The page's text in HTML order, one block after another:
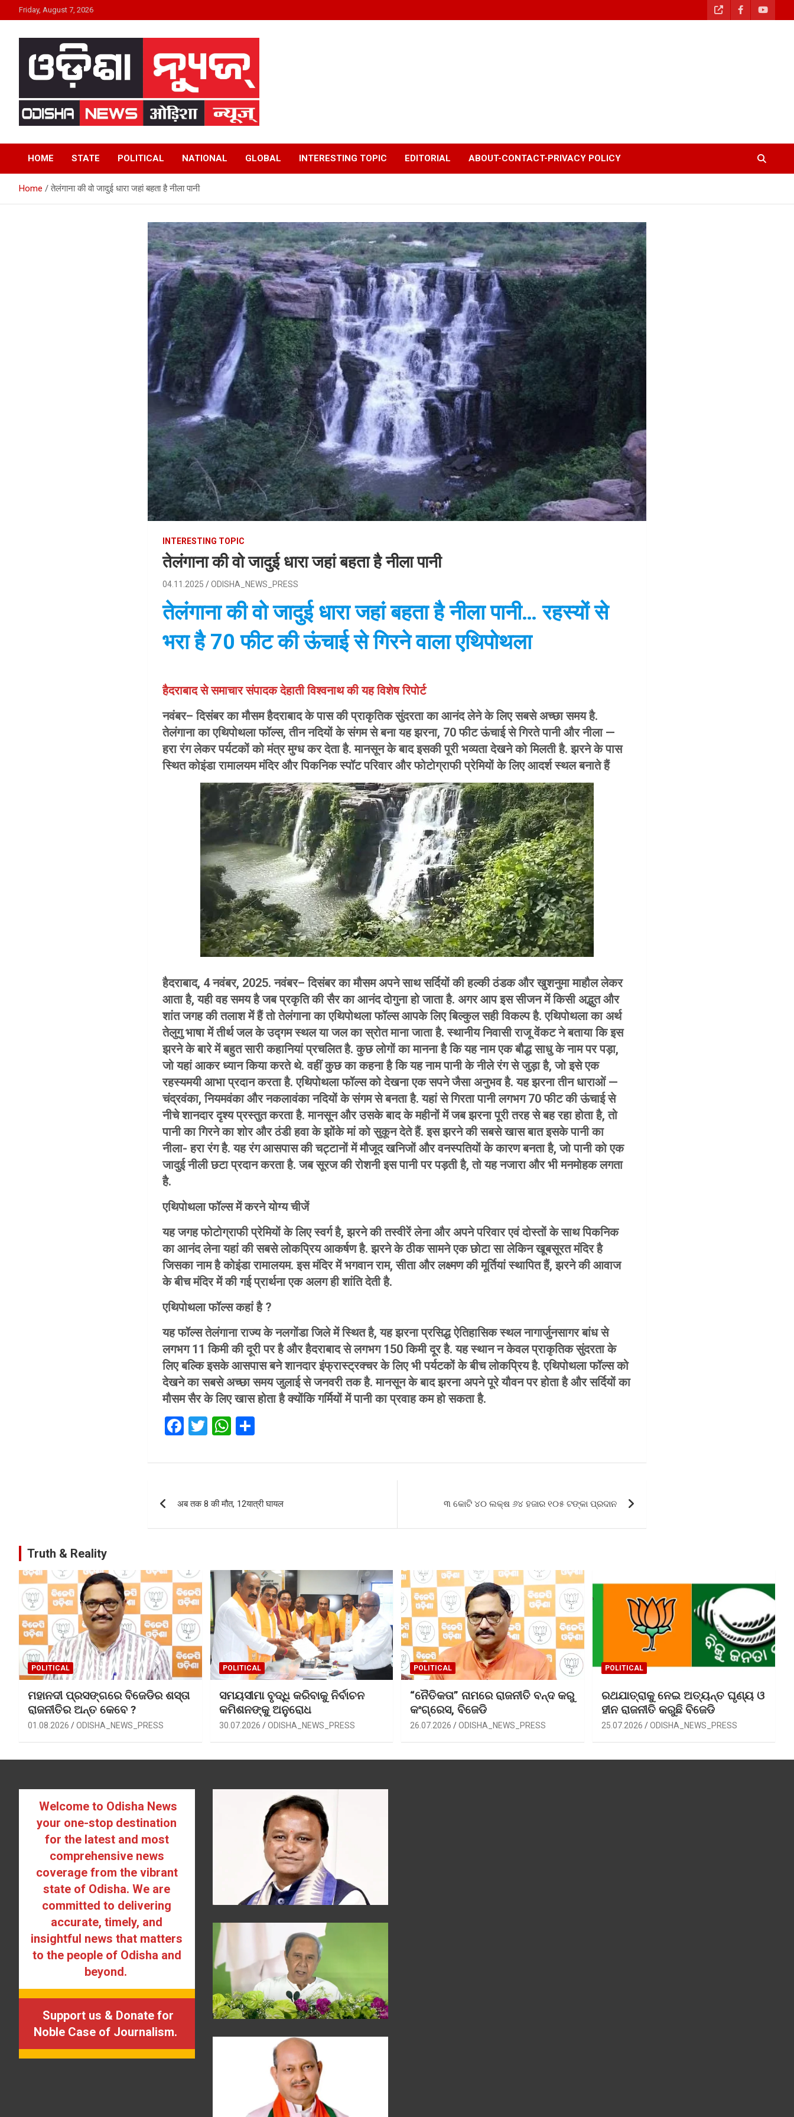
to
Friday, August 7, 2026
ODISHA NEWS
HOME STATE POLITICAL NATIONAL GLOBAL INTERESTING TOPIC EDITORIAL ABOUT-CONTACT-PRIVACY POLICY
Home तेलंगाना की वो जादुई धारा जहां बहता है नीला पानी
INTERESTING TOPIC
तेलंगाना की वो जादुई धारा जहां बहता है नीला पानी
04.11.2025 ODISHA_NEWS_PRESS
तेलंगाना की वो जादुई धारा जहां बहता है नीला पानी… रहस्यों से
भरा है 70 फीट की ऊंचाई से गिरने वाला एथिपोथला
हैदराबाद से समाचार संपादक देहाती विश्वनाथ की यह विशेष रिपोर्ट
नवंबर– दिसंबर का मौसम हैदराबाद के पास की प्राकृतिक सुंदरता का आनंद लेने के लिए सबसे अच्छा समय है.
तेलंगाना का एथिपोथला फॉल्स, तीन नदियों के संगम से बना यह झरना, 70 फीट ऊंचाई से गिरते पानी और नीला —
हरा रंग लेकर पर्यटकों को मंत्र मुग्ध कर देता है. मानसून के बाद इसकी पूरी भव्यता देखने को मिलती है. झरने के पास
स्थित कोइंडा रामालयम मंदिर और पिकनिक स्पॉट परिवार और फोटोग्राफी प्रेमियों के लिए आदर्श स्थल बनाते हैं
हैदराबाद, 4 नवंबर, 2025. नवंबर– दिसंबर का मौसम अपने साथ सर्दियों की हल्की ठंडक और खुशनुमा माहौल लेकर
आता है, यही वह समय है जब प्रकृति की सैर का आनंद दोगुना हो जाता है. अगर आप इस सीजन में किसी अद्भुत और
शांत जगह की तलाश में हैं तो तेलंगाना का एथिपोथला फॉल्स आपके लिए बिल्कुल सही विकल्प है. एथिपोथला का अर्थ
तेलुगु भाषा में तीर्थ जल के उद्गम स्थल या जल का स्रोत माना जाता है. स्थानीय निवासी राजू वेंकट ने बताया कि इस
झरने के बारे में बहुत सारी कहानियां प्रचलित है. कुछ लोगों का मानना है कि यह नाम एक बौद्ध साधु के नाम पर पड़ा,
जो यहां आकर ध्यान किया करते थे. वहीं कुछ का कहना है कि यह नाम पानी के नीले रंग से जुड़ा है, जो इसे एक
रहस्यमयी आभा प्रदान करता है. एथिपोथला फॉल्स को देखना एक सपने जैसा अनुभव है. यह झरना तीन धाराओं —
चंद्रवंका, नियमवंका और नकलावंका नदियों के संगम से बनता है. यहां से गिरता पानी लगभग 70 फीट की ऊंचाई से
नीचे शानदार दृश्य प्रस्तुत करता है. मानसून और उसके बाद के महीनों में जब झरना पूरी तरह से बह रहा होता है, तो
पानी का गिरने का शोर और ठंडी हवा के झोंके मां को सुकून देते हैं. इस झरने की सबसे खास बात इसके पानी का
नीला- हरा रंग है. यह रंग आसपास की चट्टानों में मौजूद खनिजों और वनस्पतियों के कारण बनता है, जो पानी को एक
जादुई नीली छटा प्रदान करता है. जब सूरज की रोशनी इस पानी पर पड़ती है, तो यह नजारा और भी मनमोहक लगता
है.
एथिपोथला फॉल्स में करने योग्य चीजें
यह जगह फोटोग्राफी प्रेमियों के लिए स्वर्ग है, झरने की तस्वीरें लेना और अपने परिवार एवं दोस्तों के साथ पिकनिक
का आनंद लेना यहां की सबसे लोकप्रिय आकर्षण है. झरने के ठीक सामने एक छोटा सा लेकिन खूबसूरत मंदिर है
जिसका नाम है कोइंडा रामालयम. इस मंदिर में भगवान राम, सीता और लक्ष्मण की मूर्तियां स्थापित हैं, झरने की आवाज
के बीच मंदिर में की गई प्रार्थना एक अलग ही शांति देती है.
एथिपोथला फॉल्स कहां है ?
यह फॉल्स तेलंगाना राज्य के नलगोंडा जिले में स्थित है, यह झरना प्रसिद्ध ऐतिहासिक स्थल नागार्जुनसागर बांध से
लगभग 11 किमी की दूरी पर है और हैदराबाद से लगभग 150 किमी दूर है. यह स्थान न केवल प्राकृतिक सुंदरता के
लिए बल्कि इसके आसपास बने शानदार इंफ्रास्ट्रक्चर के लिए भी पर्यटकों के बीच लोकप्रिय है. एथिपोथला फॉल्स को
देखने का सबसे अच्छा समय जुलाई से जनवरी तक है. मानसून के बाद झरना अपने पूरे यौवन पर होता है और सर्दियों का
मौसम सैर के लिए खास होता है क्योंकि गर्मियों में पानी का प्रवाह कम हो सकता है.
F
ce
o
T
tt
W
at
A
ar
navigation
अब तक 8 की मौत, 12यात्री घायल ୩ କୋଟି ୪୦ ଲକ୍ଷ ୬୪ ହଜାର ୧୦୫ ଟଙ୍କା ପ୍ରଦାନ
Truth & Reality
POLITICAL
ମହାନଦୀ ପ୍ରସଙ୍ଗରେ ବିଜେଡିର ଶସ୍ତା
ରାଜନୀତିର ଅନ୍ତ କେବେ ?
01.08.2026 ODISHA_NEWS_PRESS
POLITICAL
ସମୟସୀମା ବୃଦ୍ଧି କରିବାକୁ ନିର୍ବାଚନ
କମିଶନଙ୍କୁ ଅନୁରୋଧ
30.07.2026 ODISHA_NEWS_PRESS
POLITICAL
“ନୈତିକତା” ନାମରେ ରାଜନୀତି ବନ୍ଦ କରୁ
କଂଗ୍ରେସ, ବିଜେଡି
26.07.2026 ODISHA_NEWS_PRESS
POLITICAL
ରଥଯାତ୍ରାକୁ ନେଇ ଅତ୍ୟନ୍ତ ଘୃଣ୍ୟ ଓ
ହୀନ ରାଜନୀତି କରୁଛି ବିଜେଡି
25.07.2026 ODISHA_NEWS_PRESS
Welcome to Odisha News
your one-stop destination
for the latest and most
comprehensive news
coverage from the vibrant
state of Odisha. We are
committed to delivering
accurate, timely, and
insightful news that matters
to the people of Odisha and
beyond.
Support us & Donate for
Noble Case of Journalism.